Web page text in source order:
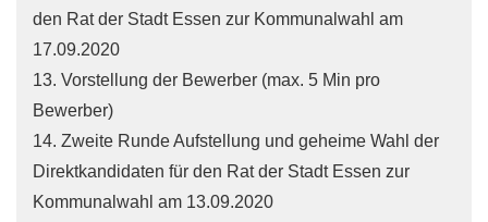
den Rat der Stadt Essen zur Kommunalwahl am
17.09.2020
13. Vorstellung der Bewerber (max. 5 Min pro
Bewerber)
14. Zweite Runde Aufstellung und geheime Wahl der
Direktkandidaten für den Rat der Stadt Essen zur
Kommunalwahl am 13.09.2020